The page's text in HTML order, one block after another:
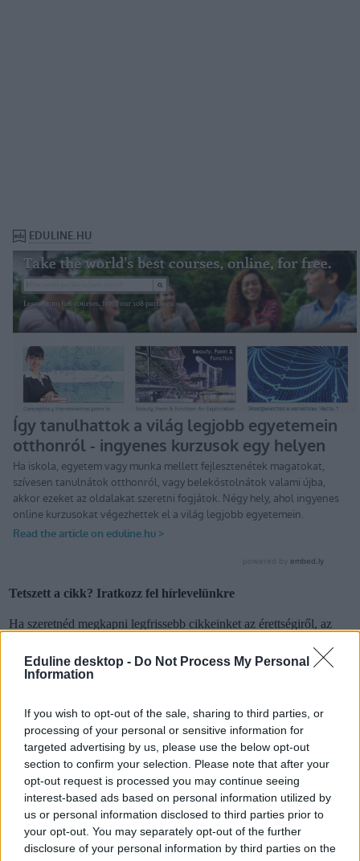
Eduline desktop - Do Not Process My Personal
Information
If you wish to opt-out of the sale, sharing to third parties, or
processing of your personal or sensitive information for
targeted advertising by us, please use the below opt-out
section to confirm your selection. Please note that after your
opt-out request is processed you may continue seeing
interest-based ads based on personal information utilized by
us or personal information disclosed to third parties prior to
your opt-out. You may separately opt-out of the further
disclosure of your personal information by third parties on the
Tetszett a cikk? Iratkozz fel hírlevelünkre
Ha szeretnéd megkapni legfrissebb cikkeinket az érettségiről, az
legfontosabb változásai, iratkozz fel hírleveleinkre.